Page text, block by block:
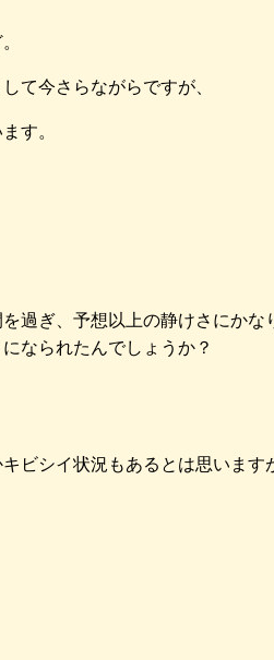
て今さらながらですが、
す。
過ぎ、予想以上の静けさにか
なられたんでしょうか？
ビシイ状況もあるとは思いま